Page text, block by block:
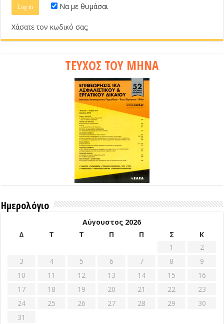
Να με θυμάσαι
Χάσατε τον κωδικό σας;
ΤΕΥΧΟΣ ΤΟΥ ΜΗΝΑ
Ημερολόγιο
Αύγουστος 2026
Δ
Τ Τ Π Π Σ
Κ
1
2
3
4 5 6 7 8
9
10
11 12 13 14 15
16
17
18 19 20 21 22
23
24
25 26 27 28 29
30
31